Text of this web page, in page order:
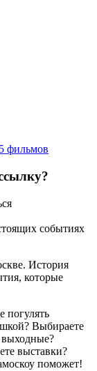
5 фильмов
событиях
История
которые
погулять
Выбираете
выходные?
выставки?
поможет!